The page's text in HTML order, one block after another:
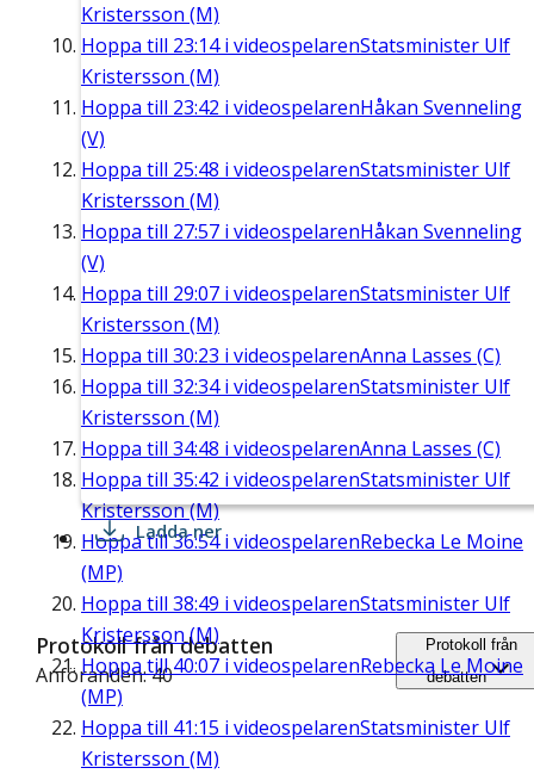
Kristersson (M)
Hoppa till 23:14i videospelarenStatsminister Ulf
Kristersson (M)
Hoppa till 23:42 i videospelarenHåkan Svenneling
(V)
Hoppa till 25:48 i videospelarenStatsminister Ulf
Kristersson (M)
Hoppa till 27:57 i videospelarenHåkan Svenneling
(V)
Hoppa till 29:07 i videospelarenStatsminister Ulf
Kristersson (M)
Hoppa till 30:23 i videospelarenAnna Lasses (C)
Hoppa till 32:34i videospelarenStatsminister Ulf
Kristersson (M)
Hoppa till 34:48 i videospelarenAnna Lasses (C)
Hoppa till 35:42 i videospelarenStatsminister Ulf
Kristersson (M)
Hoppa till36:54i videospelarenRebecka Le Moine
(MP)
Hoppa till 38:49 i videospelarenStatsminister Ulf
Kristersson (M)
Hoppa till40:07 i videospelarenRebecka Le Moine
(MP)
Hoppa till 41:15 i videospelarenStatsminister Ulf
Kristersson (M)
Ladda ner
Protokoll från debatten
Anföranden: 40
Protokoll från
debatten